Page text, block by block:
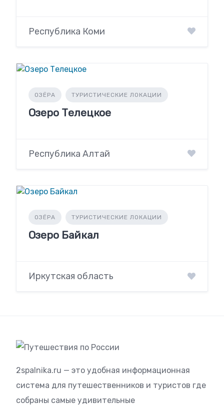
Республика Коми
ОЗЁРА ТУРИСТИЧЕСКИЕ ЛОКАЦИИ
Озеро Телецкое
Республика Алтай
ОЗЁРА ТУРИСТИЧЕСКИЕ ЛОКАЦИИ
Озеро Байкал
Иркутская область
2spalnika.ru — это удобная информационная
система для путешественников и туристов где
собраны самые удивительные